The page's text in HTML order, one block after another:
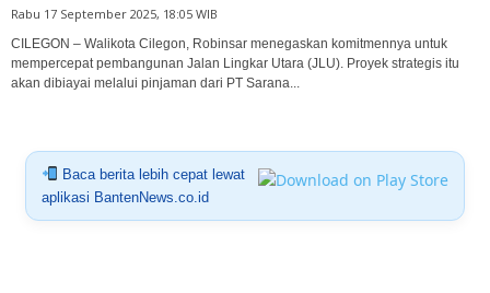
Rabu 17 September 2025, 18:05 WIB
CILEGON – Walikota Cilegon, Robinsar menegaskan komitmennya untuk
mempercepat pembangunan Jalan Lingkar Utara (JLU). Proyek strategis itu
akan dibiayai melalui pinjaman dari PT Sarana...
Baca berita lebih cepat lewat
aplikasi BantenNews.co.id